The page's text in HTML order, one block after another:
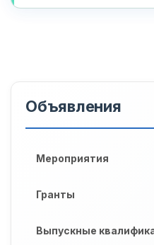
Объявления
Мероприятия
Гранты
Выпускные